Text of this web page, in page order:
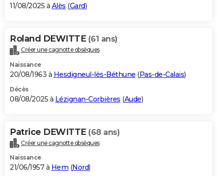
11/08/2025 à Alès (Gard)
Roland DEWITTE (61 ans)
Créer une cagnotte obsèques
Naissance
20/08/1963 à Hesdigneul-lès-Béthune (Pas-de-Calais)
Décès
08/08/2025 à Lézignan-Corbières (Aude)
Patrice DEWITTE (68 ans)
Créer une cagnotte obsèques
Naissance
21/06/1957 à Hem (Nord)